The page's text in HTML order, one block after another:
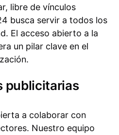
libre de vínculos
busca servir a todos los
El acceso abierto a la
un pilar clave en el
publicitarias
a colaborar con
Nuestro equipo